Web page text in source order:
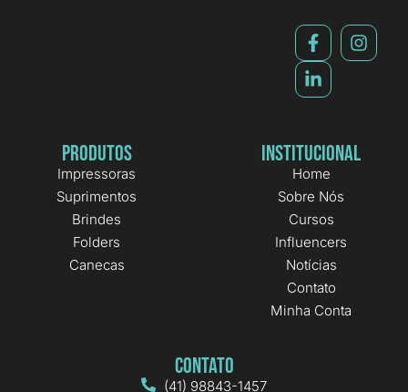
Produtos
Impressoras
Suprimentos
Brindes
Folders
Canecas
Institucional
Home
Sobre Nós
Cursos
Influencers
Notícias
Contato
Minha Conta
Contato
(41) 98843-1457